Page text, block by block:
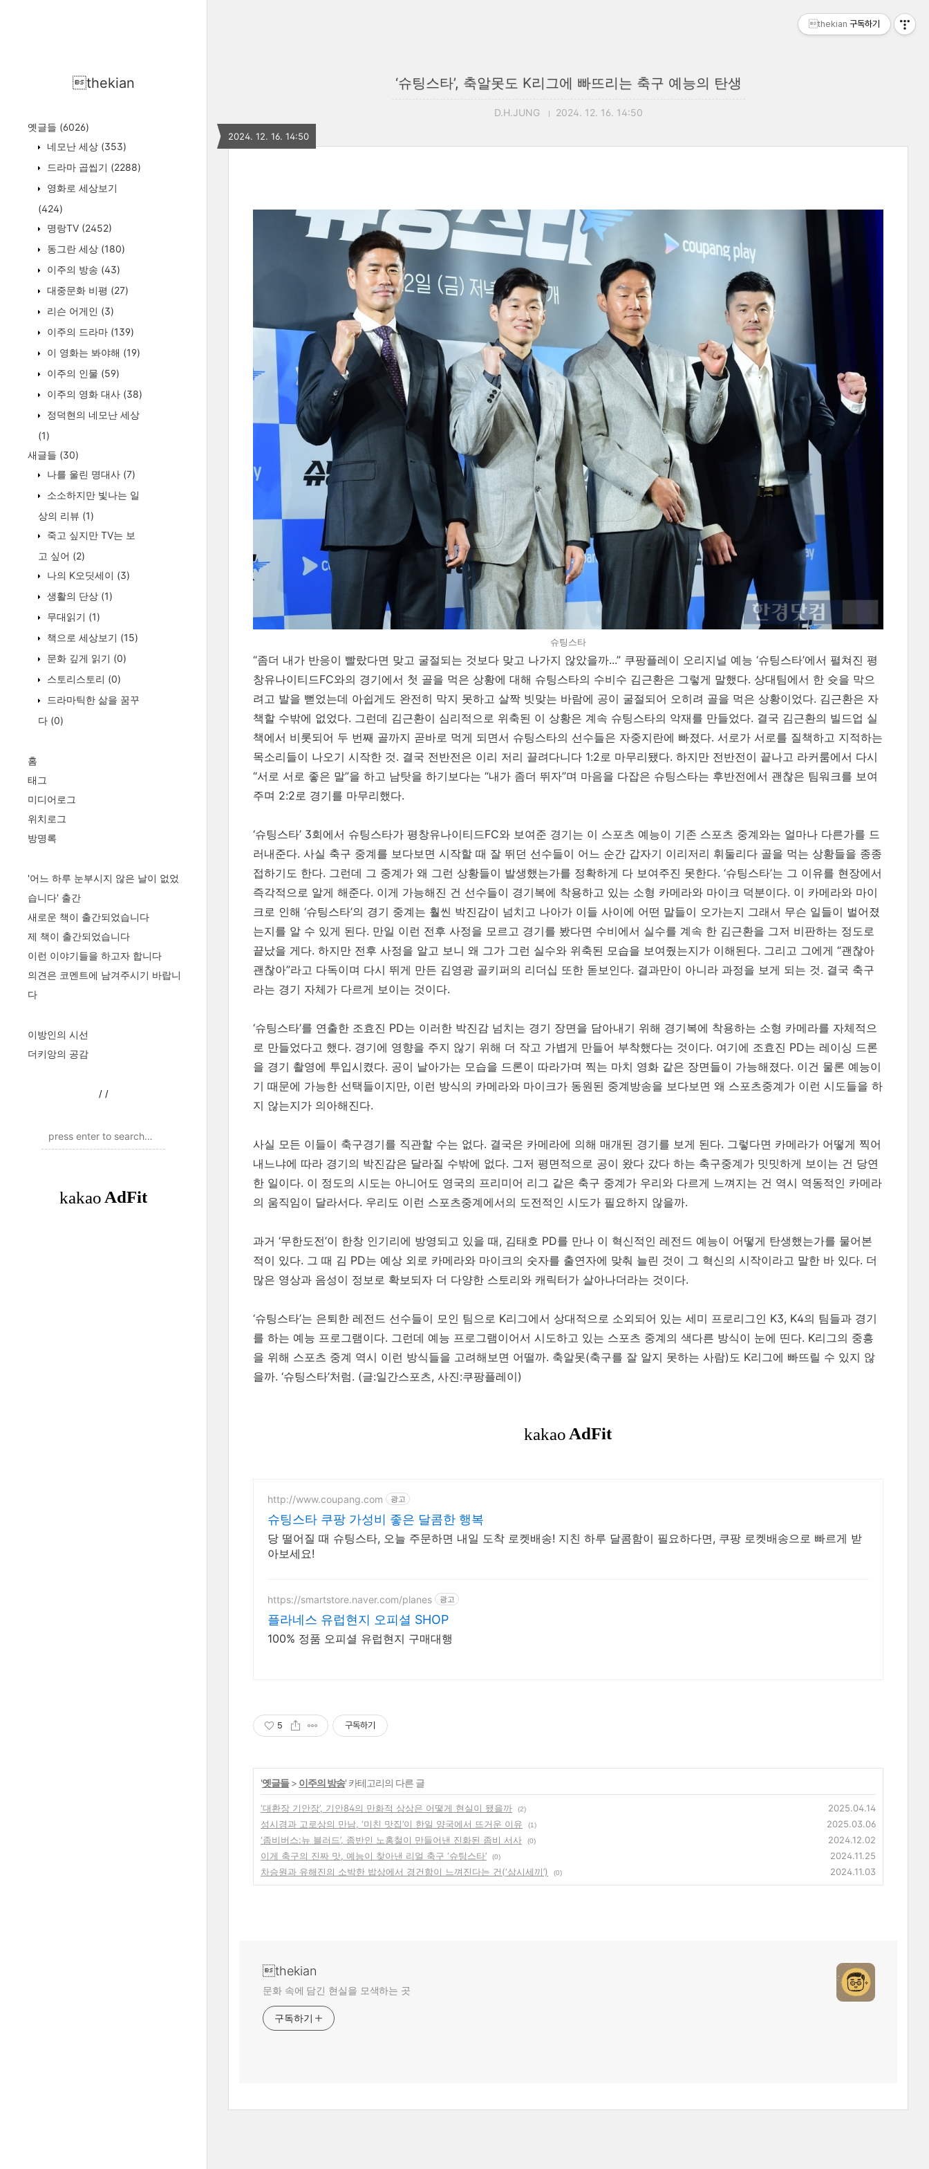
thekian
옛글들 (6026)
네모난 세상 (353)
드라마 곱씹기 (2288)
영화로 세상보기
(424)
명랑TV (2452)
동그란 세상 (180)
이주의 방송 (43)
대중문화 비평 (27)
리슨 어게인 (3)
이주의 드라마 (139)
이 영화는 봐야해 (19)
이주의 인물 (59)
이주의 영화 대사 (38)
정덕현의 네모난 세상
(1)
새글들 (30)
나를 울린 명대사 (7)
소소하지만 빛나는 일
상의 리뷰 (1)
죽고 싶지만 TV는 보
고 싶어 (2)
나의 K오딧세이 (3)
생활의 단상 (1)
무대읽기 (1)
책으로 세상보기 (15)
문화 깊게 읽기 (0)
스토리스토리 (0)
드라마틱한 삶을 꿈꾸
다 (0)
홈
태그
미디어로그
위치로그
방명록
'어느 하루 눈부시지 않은 날이 없었
습니다' 출간
새로운 책이 출간되었습니다
제 책이 출간되었습니다
이런 이야기들을 하고자 합니다
의견은 코멘트에 남겨주시기 바랍니
다
이방인의 시선
더키앙의 공감
/ /
‘슈팅스타’, 축알못도 K리그에 빠뜨리는 축구 예능의 탄생
D.H.JUNG 2024. 12. 16. 14:50
2024. 12. 16. 14:50
슈팅스타
“좀더 내가 반응이 빨랐다면 맞고 굴절되는 것보다 맞고 나가지 않았을까...” 쿠팡플레이 오리지널 예능 ‘슈팅스타’에서 펼쳐진 평
창유나이티드FC와의 경기에서 첫 골을 먹은 상황에 대해 슈팅스타의 수비수 김근환은 그렇게 말했다. 상대팀에서 한 슛을 막으
려고 발을 뻗었는데 아쉽게도 완전히 막지 못하고 살짝 빗맞는 바람에 공이 굴절되어 오히려 골을 먹은 상황이었다. 김근환은 자
책할 수밖에 없었다. 그런데 김근환이 심리적으로 위축된 이 상황은 계속 슈팅스타의 악재를 만들었다. 결국 김근환의 빌드업 실
책에서 비롯되어 두 번째 골까지 곧바로 먹게 되면서 슈팅스타의 선수들은 자중지란에 빠졌다. 서로가 서로를 질책하고 지적하는
목소리들이 나오기 시작한 것. 결국 전반전은 이리 저리 끌려다니다 1:2로 마무리됐다. 하지만 전반전이 끝나고 라커룸에서 다시
“서로 서로 좋은 말”을 하고 남탓을 하기보다는 “내가 좀더 뛰자”며 마음을 다잡은 슈팅스타는 후반전에서 괜찮은 팀워크를 보여
주며 2:2로 경기를 마무리했다.
‘슈팅스타’ 3회에서 슈팅스타가 평창유나이티드FC와 보여준 경기는 이 스포츠 예능이 기존 스포츠 중계와는 얼마나 다른가를 드
러내준다. 사실 축구 중계를 보다보면 시작할 때 잘 뛰던 선수들이 어느 순간 갑자기 이리저리 휘둘리다 골을 먹는 상황들을 종종
접하기도 한다. 그런데 그 중계가 왜 그런 상황들이 발생했는가를 정확하게 다 보여주진 못한다. ‘슈팅스타’는 그 이유를 현장에서
즉각적으로 알게 해준다. 이게 가능해진 건 선수들이 경기복에 착용하고 있는 소형 카메라와 마이크 덕분이다. 이 카메라와 마이
크로 인해 ‘슈팅스타’의 경기 중계는 훨씬 박진감이 넘치고 나아가 이들 사이에 어떤 말들이 오가는지 그래서 무슨 일들이 벌어졌
는지를 알 수 있게 된다. 만일 이런 전후 사정을 모르고 경기를 봤다면 수비에서 실수를 계속 한 김근환을 그저 비판하는 정도로
끝났을 게다. 하지만 전후 사정을 알고 보니 왜 그가 그런 실수와 위축된 모습을 보여줬는지가 이해된다. 그리고 그에게 “괜찮아
괜찮아”라고 다독이며 다시 뛰게 만든 김영광 골키퍼의 리더십 또한 돋보인다. 결과만이 아니라 과정을 보게 되는 것. 결국 축구
라는 경기 자체가 다르게 보이는 것이다.
‘슈팅스타’를 연출한 조효진 PD는 이러한 박진감 넘치는 경기 장면을 담아내기 위해 경기복에 착용하는 소형 카메라를 자체적으
로 만들었다고 했다. 경기에 영향을 주지 않기 위해 더 작고 가볍게 만들어 부착했다는 것이다. 여기에 조효진 PD는 레이싱 드론
을 경기 촬영에 투입시켰다. 공이 날아가는 모습을 드론이 따라가며 찍는 마치 영화 같은 장면들이 가능해졌다. 이건 물론 예능이
기 때문에 가능한 선택들이지만, 이런 방식의 카메라와 마이크가 동원된 중계방송을 보다보면 왜 스포츠중계가 이런 시도들을 하
지 않는지가 의아해진다.
사실 모든 이들이 축구경기를 직관할 수는 없다. 결국은 카메라에 의해 매개된 경기를 보게 된다. 그렇다면 카메라가 어떻게 찍어
내느냐에 따라 경기의 박진감은 달라질 수밖에 없다. 그저 평면적으로 공이 왔다 갔다 하는 축구중계가 밋밋하게 보이는 건 당연
한 일이다. 이 정도의 시도는 아니어도 영국의 프리미어 리그 같은 축구 중계가 우리와 다르게 느껴지는 건 역시 역동적인 카메라
의 움직임이 달라서다. 우리도 이런 스포츠중계에서의 도전적인 시도가 필요하지 않을까.
과거 ‘무한도전’이 한창 인기리에 방영되고 있을 때, 김태호 PD를 만나 이 혁신적인 레전드 예능이 어떻게 탄생했는가를 물어본
적이 있다. 그 때 김 PD는 예상 외로 카메라와 마이크의 숫자를 출연자에 맞춰 늘린 것이 그 혁신의 시작이라고 말한 바 있다. 더
많은 영상과 음성이 정보로 확보되자 더 다양한 스토리와 캐릭터가 살아나더라는 것이다.
‘슈팅스타’는 은퇴한 레전드 선수들이 모인 팀으로 K리그에서 상대적으로 소외되어 있는 세미 프로리그인 K3, K4의 팀들과 경기
를 하는 예능 프로그램이다. 그런데 예능 프로그램이어서 시도하고 있는 스포츠 중계의 색다른 방식이 눈에 띤다. K리그의 중흥
을 위해 스포츠 중계 역시 이런 방식들을 고려해보면 어떨까. 축알못(축구를 잘 알지 못하는 사람)도 K리그에 빠뜨릴 수 있지 않
을까. ‘슈팅스타’처럼. (글:일간스포츠, 사진:쿠팡플레이)
http://www.coupang.com 광고
슈팅스타 쿠팡 가성비 좋은 달콤한 행복
당 떨어질 때 슈팅스타, 오늘 주문하면 내일 도착 로켓배송! 지친 하루 달콤함이 필요하다면, 쿠팡 로켓배송으로 빠르게 받
아보세요!
https://smartstore.naver.com/planes 광고
플라네스 유럽현지 오피셜 SHOP
100% 정품 오피셜 유럽현지 구매대행
5 구독하기
'옛글들> 이주의 방송' 카테고리의 다른 글
‘대환장 기안장’, 기안84의 만화적 상상은 어떻게 현실이 됐을까 (2)
2025.04.14
성시경과 고로상의 만남, ‘미친 맛집’이 한일 양국에서 뜨거운 이유
(1)
2025.03.06
‘좀비버스:뉴 블러드’, 좀반인 노홍철이 만들어낸 진화된 좀비 서사
(0)
2024.12.02
이게 축구의 진짜 맛, 예능이 찾아낸 리얼 축구 ‘슈팅스타’
(0)
2024.11.25
차승원과 유해진의 소박한 밥상에서 경건함이 느껴진다는 건(‘삼시세끼’)
(0) 2024.11.03
thekian
문화 속에 담긴 현실을 모색하는 곳
구독하기
thekian 구독하기